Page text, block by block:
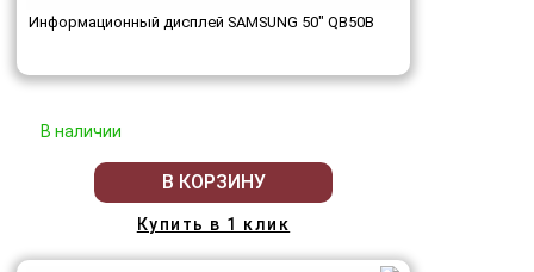
Информационный дисплей SAMSUNG 50" QB50B
В наличии
В КОРЗИНУ
Купить в 1 клик